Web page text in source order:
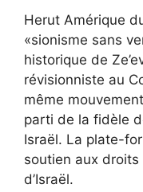
Herut Amérique
«sionisme sans
historique de
révisionniste au
même
parti de la fidèle
Israël. La plate-
soutien aux
d’Israël.